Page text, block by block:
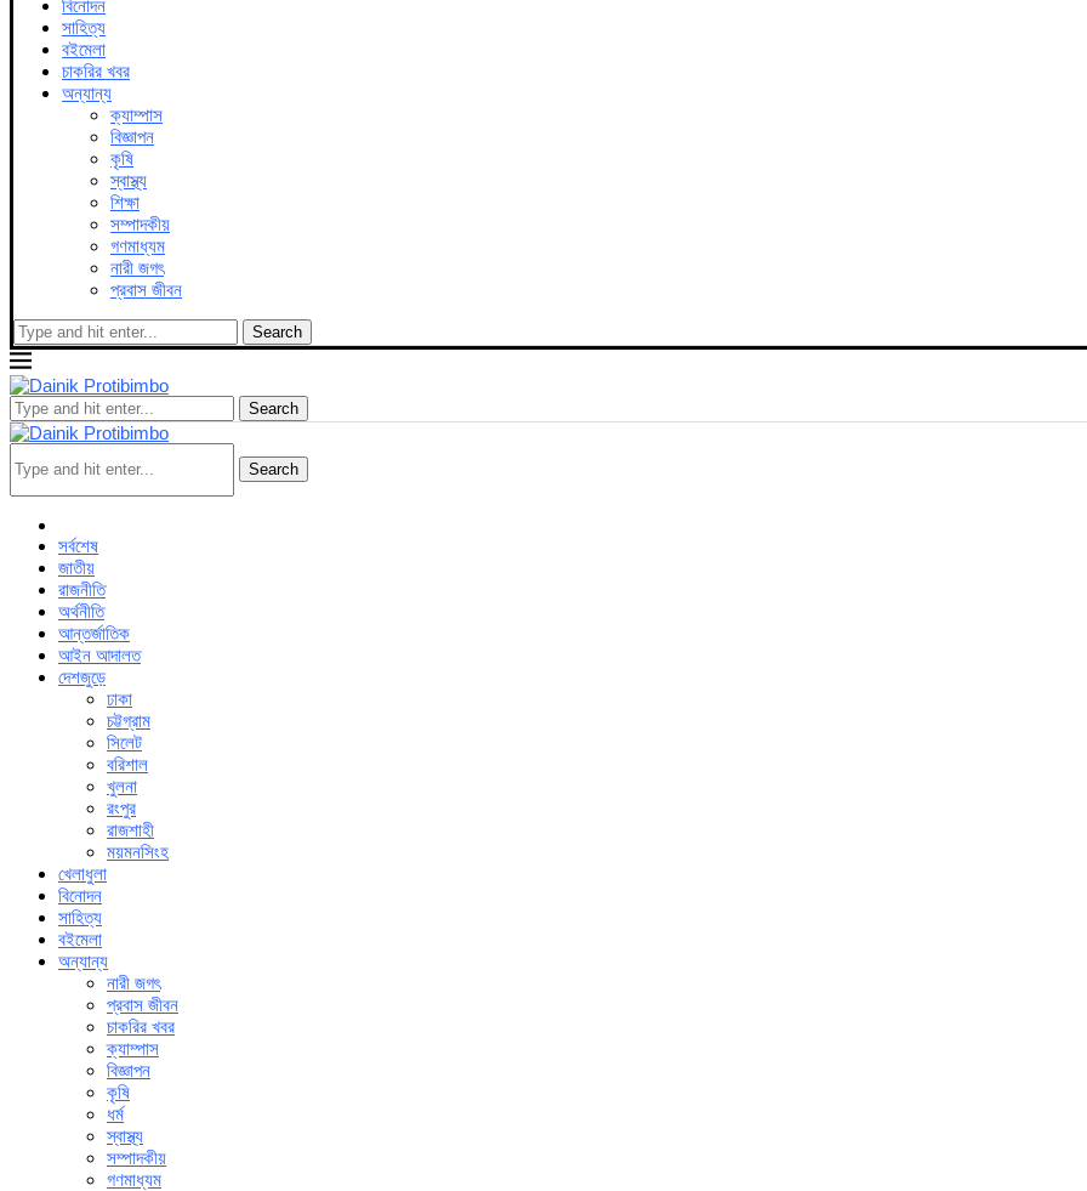
বিনোদন
সাহিত্য
বইমেলা
চাকরির খবর
অন্যান্য
ক্যাম্পাস
বিজ্ঞাপন
কৃষি
স্বাস্থ্য
শিক্ষা
সম্পাদকীয়
গণমাধ্যম
নারী জগৎ
প্রবাস জীবন
Search
Search
Search
সর্বশেষ
জাতীয়
রাজনীতি
অর্থনীতি
আন্তর্জাতিক
আইন আদালত
দেশজুড়ে
ঢাকা
চট্টগ্রাম
সিলেট
বরিশাল
খুলনা
রংপুর
রাজশাহী
ময়মনসিংহ
খেলাধুলা
বিনোদন
সাহিত্য
বইমেলা
অন্যান্য
নারী জগৎ
প্রবাস জীবন
চাকরির খবর
ক্যাম্পাস
বিজ্ঞাপন
কৃষি
ধর্ম
স্বাস্থ্য
সম্পাদকীয়
গণমাধ্যম